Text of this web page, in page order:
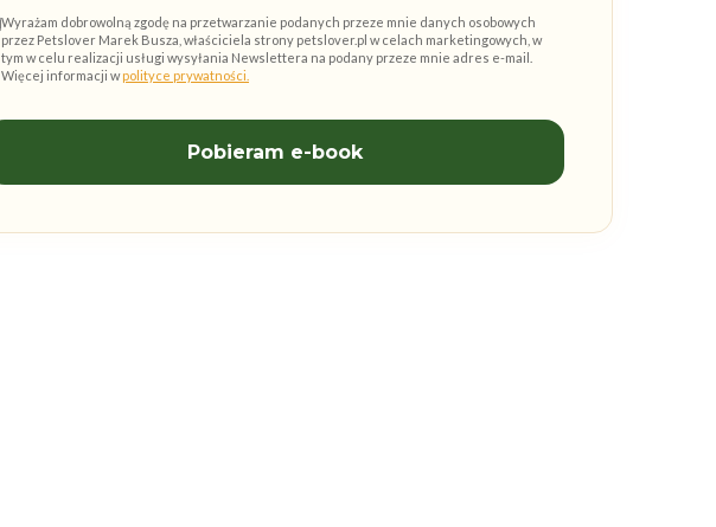
Wyrażam dobrowolną zgodę na przetwarzanie podanych przeze mnie danych osobowych
przez Petslover Marek Busza, właściciela strony petslover.pl w celach marketingowych, w
tym w celu realizacji usługi wysyłania Newslettera na podany przeze mnie adres e-mail.
Więcej informacji wpolityce prywatności.
Pobieram e-book